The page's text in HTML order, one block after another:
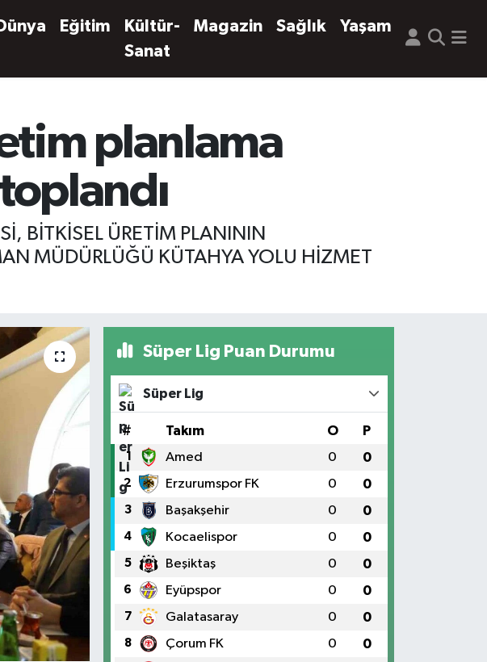
Eğitim
Kültür-
Sanat
Magazin Sağlık Yaşam
planlama
BİTKİSEL ÜRETİM PLANININ
MÜDÜRLÜĞÜ KÜTAHYA YOLU HİZMET
Süper Lig Puan Durumu
Süper Lig
# Takım O P
1 Amed 0 0
2 Erzurumspor FK 0 0
3 Başakşehir 0 0
4 Kocaelispor 0 0
5 Beşiktaş 0 0
6 Eyüpspor 0 0
7 Galatasaray 0 0
8 Çorum FK 0 0